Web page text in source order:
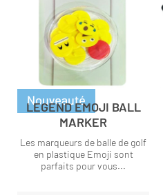
LEGEND EMOJI BALL
MARKER
Les marqueurs de balle de golf
en plastique Emoji sont
parfaits pour vous...